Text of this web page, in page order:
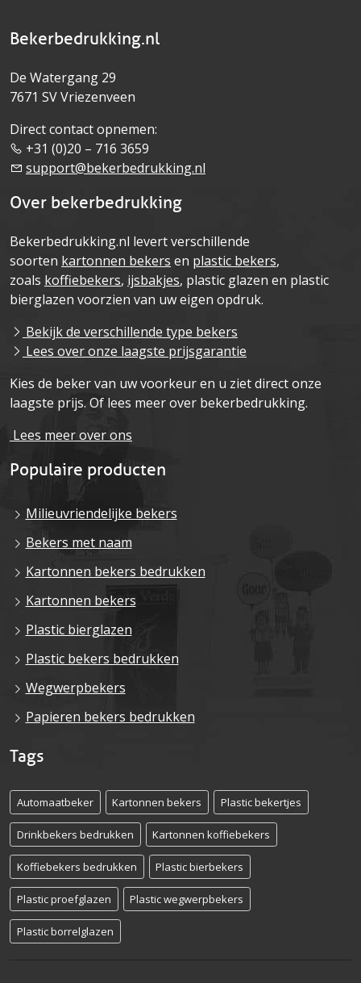
Bekerbedrukking.nl
De Watergang 29
7671 SV Vriezenveen
Direct contact opnemen:
+31 (0)20 – 716 3659
support@bekerbedrukking.nl
Over bekerbedrukking
Bekerbedrukking.nl levert verschillende
soorten kartonnen bekers en plastic bekers,
zoals koffiebekers, ijsbakjes, plastic glazen en plastic
bierglazen voorzien van uw eigen opdruk.
Bekijk de verschillende type bekers
Lees over onze laagste prijsgarantie
Kies de beker van uw voorkeur en u ziet direct onze
laagste prijs. Of lees meer over bekerbedrukking.
Lees meer over ons
Populaire producten
Milieuvriendelijke bekers
Bekers met naam
Kartonnen bekers bedrukken
Kartonnen bekers
Plastic bierglazen
Plastic bekers bedrukken
Wegwerpbekers
Papieren bekers bedrukken
Tags
Automaatbeker Kartonnen bekers Plastic bekertjes
Drinkbekers bedrukken Kartonnen koffiebekers
Koffiebekers bedrukken Plastic bierbekers
Plastic proefglazen Plastic wegwerpbekers
Plastic borrelglazen